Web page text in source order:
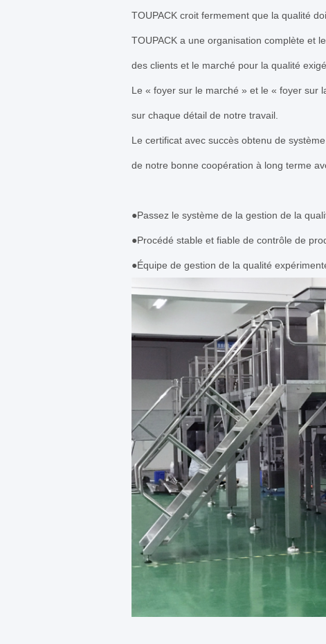
TOUPACK croit fermement que la qualité
TOUPACK a une organisation complète et
des clients et le marché pour la qualité
Le « foyer sur le marché » et le « foyer sur
sur chaque détail de notre travail.
Le certificat avec succès obtenu de
de notre bonne coopération à long terme
●Passez le système de la gestion de la
●Procédé stable et fiable de contrôle de
●Équipe de gestion de la qualité